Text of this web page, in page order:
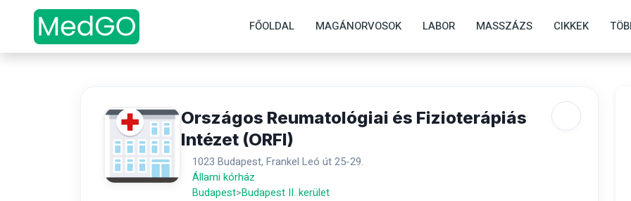
FŐOLDAL MAGÁNORVOSOK LABOR MASSZÁZS CIKKEK
Országos Reumatológiai és Fizioterápiás
Intézet (ORFI)
1023 Budapest, Frankel Leó út 25-29.
Állami kórház
Budapest>Budapest II. kerület